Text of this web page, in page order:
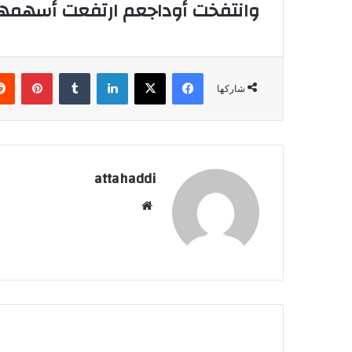
وانتفخت أوداجعم ارتفعت
شاركها
فيسبوك لينكدإن بينتيريست
attahaddi